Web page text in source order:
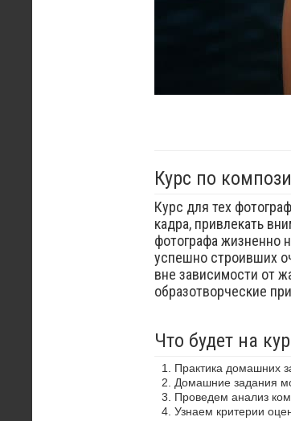
Курс по
Курс для тех
кадра, привлекать
фотографа жизненно
успешно строивших
вне зависимости от
образотворческие
Что будет на
Практика домашних
Домашние задания
Проведем анализ
Узнаем критерии